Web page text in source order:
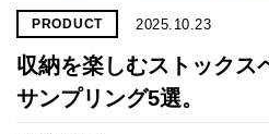
PRODUCT 2025.10.23
収納を楽しむストックス
サンプリング5選。